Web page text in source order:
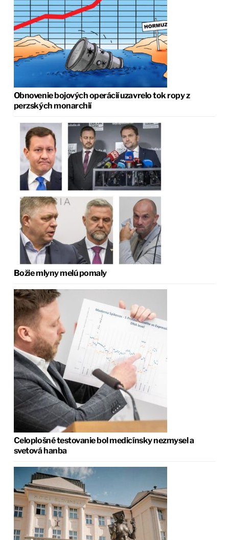
Obnovenie bojových operácií uzavrelo tok ropy z
perzských monarchií
Božie mlyny melú pomaly
Celoplošné testovanie bol medicínsky nezmysel a
svetová hanba